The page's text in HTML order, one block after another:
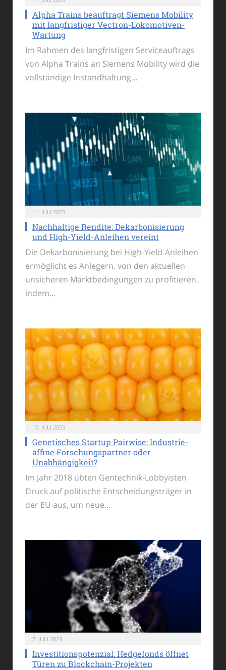
Alpha Trains beauftragt Siemens Mobility
mit langfristiger Vectron-Lokomotiven-
Wartung
Im Rahmen des langfristigen Serviceauftrags
von Alpha Trains an Siemens Mobility wird die
vollständige Instandhaltung…
11. JULI 2023
Nachhaltige Rendite: Dekarbonisierung
und High-Yield-Anleihen vereint
Die Dekarbonisierung bei High-Yield-Anleihen
ermöglicht es Anlegern, von den aktuellen
unsicheren Marktbedingungen zu profitieren,
indem…
10. JULI 2023
Genetisches Startup Pairwise: Industrie-
affine Forschungspartner oder
Unabhängigkeit?
Im Jahr 2018 übten Gentechnik-Lobbyisten
Druck auf politische Entscheidungsträger in
der EU aus, um neue…
7. JULI 2023
Investitionspotenzial: Hedgefonds öffnet
Türen zu Blockchain-Projekten